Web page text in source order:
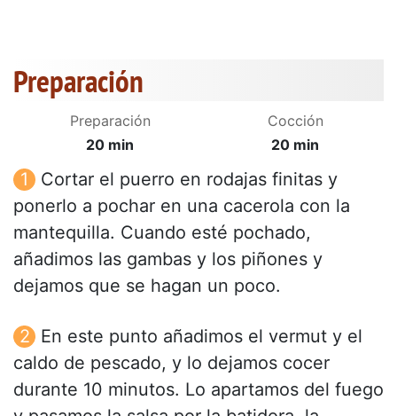
Preparación
Preparación
20 min
Cocción
20 min
Cortar el puerro en rodajas finitas y
ponerlo a pochar en una cacerola con la
mantequilla. Cuando esté pochado,
añadimos las gambas y los piñones y
dejamos que se hagan un poco.
En este punto añadimos el vermut y el
caldo de pescado, y lo dejamos cocer
durante 10 minutos. Lo apartamos del fuego